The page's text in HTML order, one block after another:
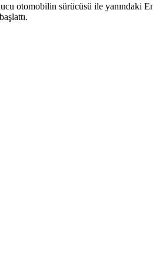
otomobilin sürücüsü ile yanındaki